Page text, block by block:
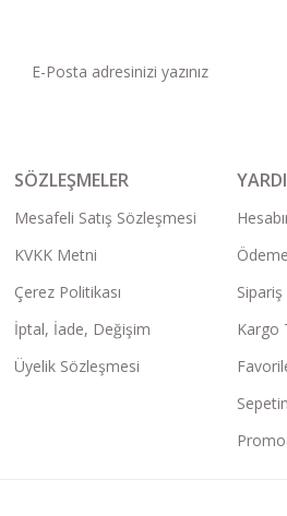
SÖZLEŞMELER
Mesafeli Satış Sözleşmesi
KVKK Metni
Çerez Politikası
İptal, İade, Değişim
Üyelik Sözleşmesi
Kargo